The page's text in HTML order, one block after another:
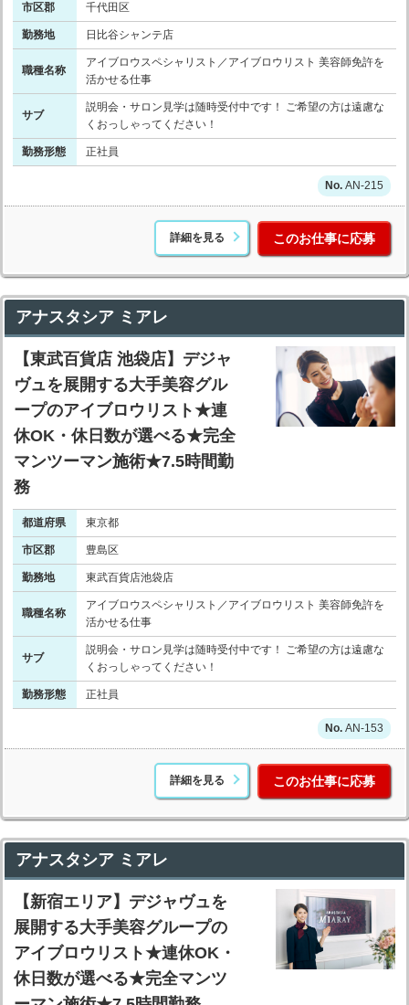
市区郡 千代田区
勤務地 日比谷シャンテ店
職種名称
アイブロウスペシャリスト／アイブロウリスト 美容師免許を
活かせる仕事
サブ
説明会・サロン見学は随時受付中です！ ご希望の方は遠慮な
くおっしゃってください！
勤務形態 正社員
AN-215
詳細を見る このお仕事に応募
アナスタシア ミアレ
【東武百貨店 池袋店】デジャ
ヴュを展開する大手美容グル
ープのアイブロウリスト★連
休OK・休日数が選べる★完全
マンツーマン施術★7.5時間勤
務
都道府県 東京都
市区郡 豊島区
勤務地 東武百貨店池袋店
職種名称
アイブロウスペシャリスト／アイブロウリスト 美容師免許を
活かせる仕事
サブ
説明会・サロン見学は随時受付中です！ ご希望の方は遠慮な
くおっしゃってください！
勤務形態 正社員
AN-153
詳細を見る このお仕事に応募
アナスタシア ミアレ
【新宿エリア】デジャヴュを
展開する大手美容グループの
アイブロウリスト★連休OK・
休日数が選べる★完全マンツ